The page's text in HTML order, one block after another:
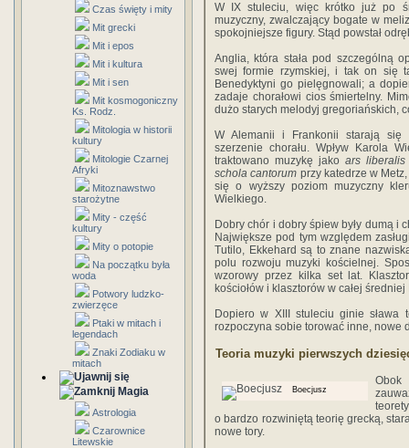
Czas święty i mity
Mit grecki
Mit i epos
Mit i kultura
Mit i sen
Mit kosmogoniczny
Ks. Rodz.
Mitologia w historii
kultury
Mitologie Czarnej
Afryki
Mitoznawstwo
starożytne
Mity - część
kultury
Mity o potopie
Na początku była
woda
Potwory ludzko-
zwierzęce
Ptaki w mitach i
legendach
Znaki Zodiaku w
mitach
Magia
Astrologia
Czarownice
Litewskie
W IX stuleciu, więc krótko już po
muzyczny, zwalczający bogate w
spokojniejsze figury. Stąd powstał
Anglia, która stała pod szczególną
swej formie rzymskiej, i tak on się
Benedyktyni go pielęgnowali; a
zadaje chorałowi cios śmiertelny.
dużo starych melodyj gregoriańskich,
W Alemanii i Frankonii starają się
szerzenie chorału. Wpływ Karola
traktowano muzykę jako ars liberalis
schola cantorum przy katedrze w
się o wyższy poziom muzyczny
Wielkiego.
Dobry chór i dobry śpiew były dumą i
Największe pod tym względem
Tutilo, Ekkehard są to znane
polu rozwoju muzyki kościelnej.
wzorowy przez kilka set lat.
kościołów i klasztorów w całej
Dopiero w XIII stuleciu ginie sława
rozpoczyna sobie torować inne, nowe
Teoria muzyki pierwszych
Boecjusz
Obok
o bardzo rozwiniętą teorię grecką,
nowe tory.